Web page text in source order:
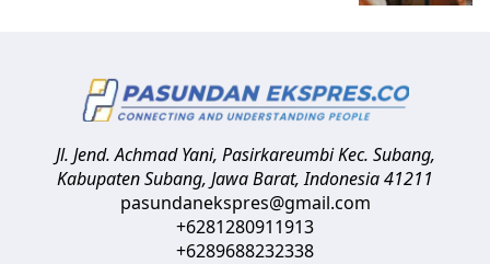
Jl. Jend. Achmad Yani, Pasirkareumbi Kec. Subang,
Kabupaten Subang, Jawa Barat,Indonesia41211
pasundanekspres@gmail.com
+6281280911913
+6289688232338